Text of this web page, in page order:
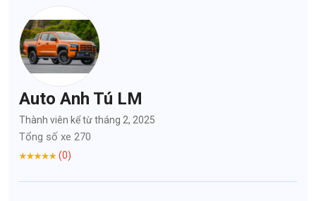
Auto Anh Tú LM
Thành viên kể từ tháng 2, 2025
Tổng số xe 270
(0)